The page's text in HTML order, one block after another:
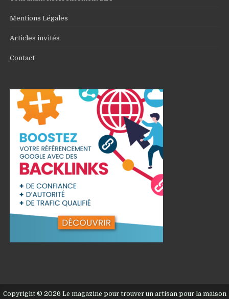
Mentions Légales
Articles invités
Contact
Copyright © 2026 Le magazine pour trouver un artisan pour la maison